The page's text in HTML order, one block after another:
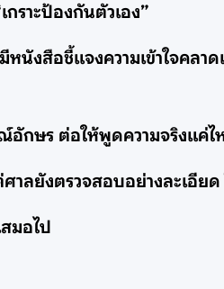
กราะป้องกันตัวเอง”
นังสือชี้แจงความเข้าใจคล
อักษร ต่อให้พูดความจริงแค่
งตรวจสอบอย่างละเอียด
มอไป